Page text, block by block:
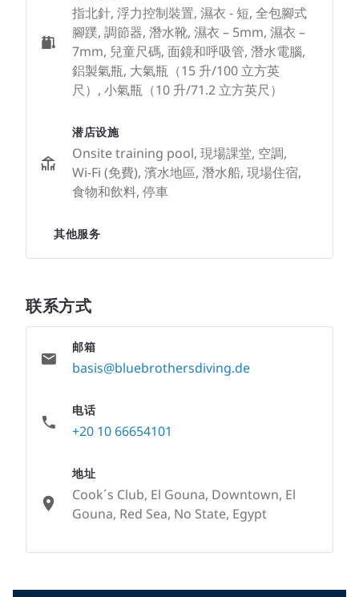
指北針, 浮力控制裝置, 濕衣 - 短, 全包腳式
腳蹼, 調節器, 潛水靴, 濕衣 – 5mm, 濕衣 –
7mm, 兒童尺碼, 面鏡和呼吸管, 潛水電腦,
鋁製氣瓶, 大氣瓶（15 升/100 立方英
尺）, 小氣瓶（10 升/71.2 立方英尺）
潜店设施
Onsite training pool, 現場課堂, 空調,
Wi-Fi (免費), 濱水地區, 潛水船, 現場住宿,
食物和飲料, 停車
其他服务
联系方式
邮箱
basis@bluebrothersdiving.de
电话
+20 10 66654101
地址
Cook´s Club, El Gouna, Downtown, El
Gouna, Red Sea, No State, Egypt